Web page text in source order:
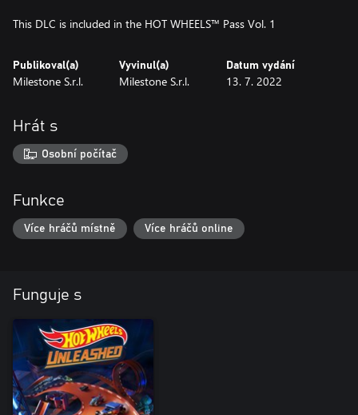
This DLC is included in the HOT WHEELS™ Pass Vol. 1
Publikoval(a)
Milestone S.r.l.
Vyvinul(a)
Milestone S.r.l.
Datum vydání
13. 7. 2022
Hrát s
Osobní počítač
Funkce
Více hráčů místně Více hráčů online
Funguje s